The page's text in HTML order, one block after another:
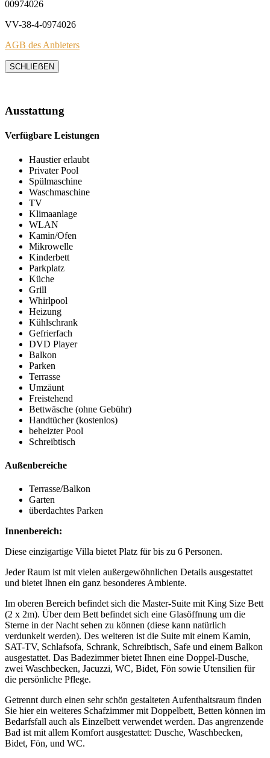
00974026
VV-38-4-0974026
AGB des Anbieters
SCHLIEẞEN
Ausstattung
Verfügbare Leistungen
Haustier erlaubt
Privater Pool
Spülmaschine
Waschmaschine
TV
Klimaanlage
WLAN
Kamin/Ofen
Mikrowelle
Kinderbett
Parkplatz
Küche
Grill
Whirlpool
Heizung
Kühlschrank
Gefrierfach
DVD Player
Balkon
Parken
Terrasse
Umzäunt
Freistehend
Bettwäsche (ohne Gebühr)
Handtücher (kostenlos)
beheizter Pool
Schreibtisch
Außenbereiche
Terrasse/Balkon
Garten
überdachtes Parken
Innenbereich:
Diese einzigartige Villa bietet Platz für bis zu 6 Personen.
Jeder Raum ist mit vielen außergewöhnlichen Details ausgestattet
und bietet Ihnen ein ganz besonderes Ambiente.
Im oberen Bereich befindet sich die Master-Suite mit King Size Bett
(2 x 2m). Über dem Bett befindet sich eine Glasöffnung um die
Sterne in der Nacht sehen zu können (diese kann natürlich
verdunkelt werden). Des weiteren ist die Suite mit einem Kamin,
SAT-TV, Schlafsofa, Schrank, Schreibtisch, Safe und einem Balkon
ausgestattet. Das Badezimmer bietet Ihnen eine Doppel-Dusche,
zwei Waschbecken, Jacuzzi, WC, Bidet, Fön sowie Utensilien für
die persönliche Pflege.
Getrennt durch einen sehr schön gestalteten Aufenthaltsraum finden
Sie hier ein weiteres Schafzimmer mit Doppelbett, Betten können im
Bedarfsfall auch als Einzelbett verwendet werden. Das angrenzende
Bad ist mit allem Komfort ausgestattet: Dusche, Waschbecken,
Bidet, Fön, und WC.